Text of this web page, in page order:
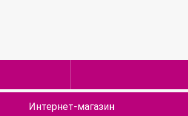
Интернет-магазин